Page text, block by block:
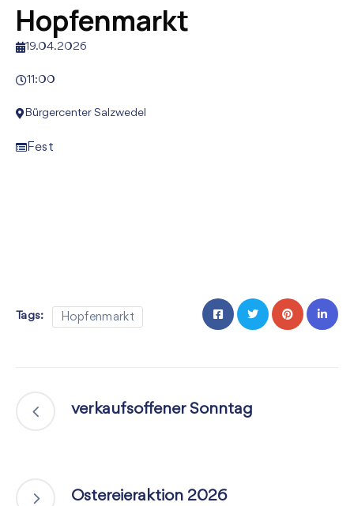
Hopfenmarkt
19.04.2026
11:00
Bürgercenter Salzwedel
Fest
Tags: Hopfenmarkt
verkaufsoffener Sonntag
Ostereieraktion 2026